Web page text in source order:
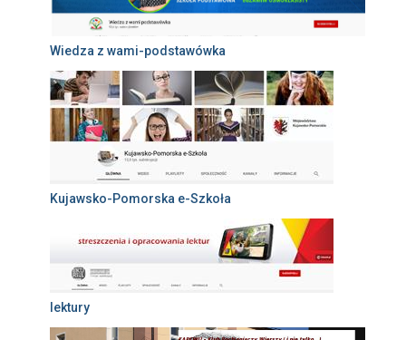
Wiedza z wami-podstawówka
Kujawsko-Pomorska e-Szkoła
lektury